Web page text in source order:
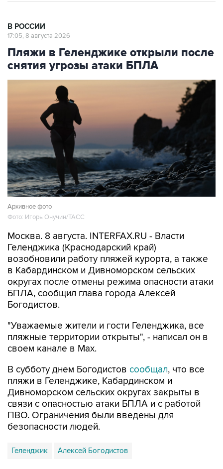
В РОССИИ
17:05, 8 августа 2026
Пляжи в Геленджике открыли после
снятия угрозы атаки БПЛА
Архивное фото
Фото: Игорь Онучин/ТАСС
Москва. 8 августа. INTERFAX.RU - Власти
Геленджика (Краснодарский край)
возобновили работу пляжей курорта, а также
в Кабардинском и Дивноморском сельских
округах после отмены режима опасности атаки
БПЛА, сообщил глава города Алексей
Богодистов.
"Уважаемые жители и гости Геленджика, все
пляжные территории открыты", - написал он в
своем канале в Max.
В субботу днем Богодистов сообщал, что все
пляжи в Геленджике, Кабардинском и
Дивноморском сельских округах закрыты в
связи с опасностью атаки БПЛА и с работой
ПВО. Ограничения были введены для
безопасности людей.
Геленджик Алексей Богодистов